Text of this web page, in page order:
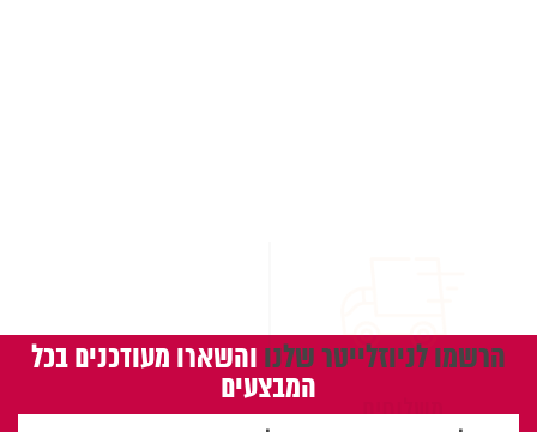
הרשמו לניוזלייטר שלנו והשארו מעודכנים בכל
המבצעים